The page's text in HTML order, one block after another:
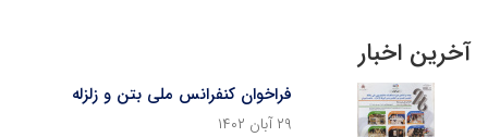
آخرین اخبار
فراخوان کنفرانس ملی بتن و زلزله
۲۹ آبان ۱۴۰۲